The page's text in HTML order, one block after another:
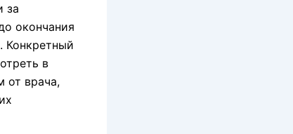
за
окончания
Конкретный
в
от врача,